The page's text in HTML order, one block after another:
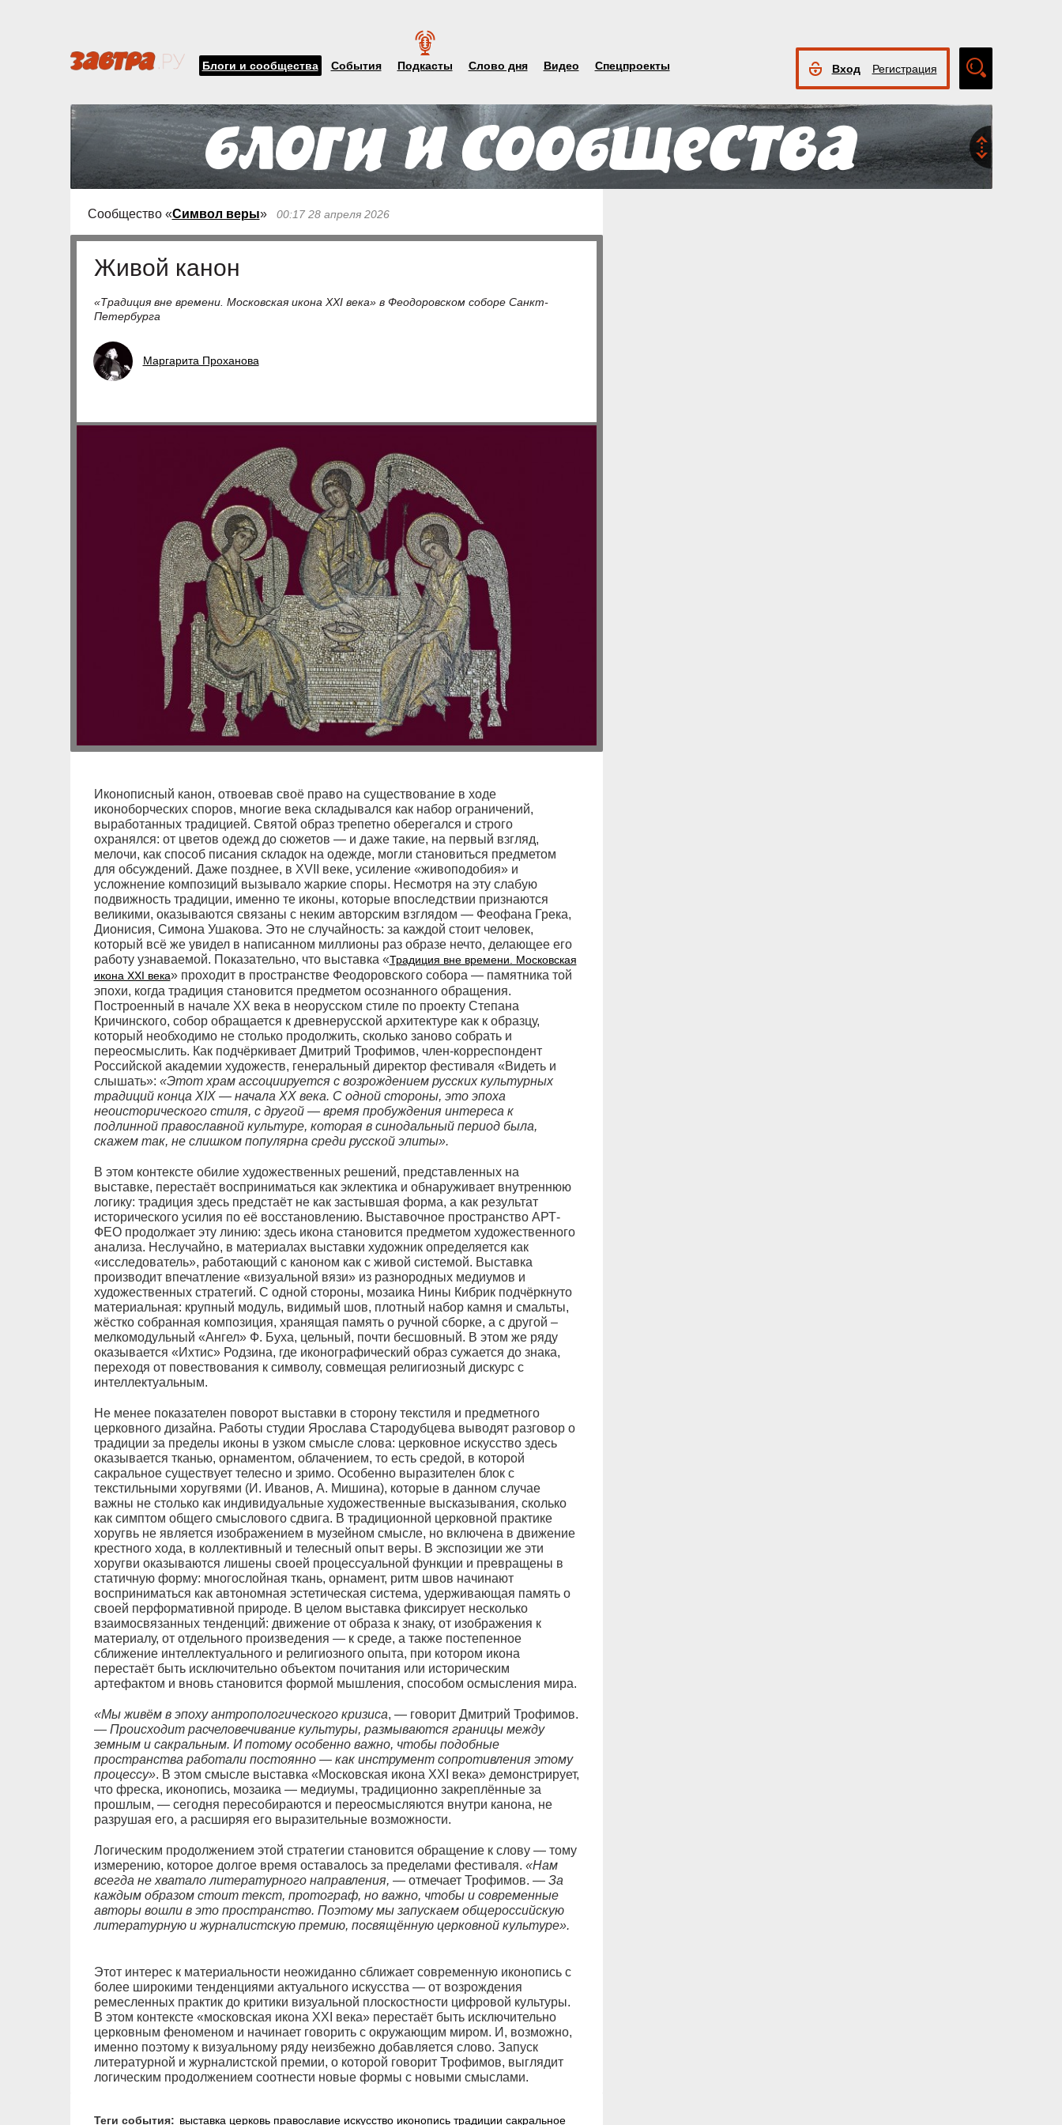
Блоги и сообщества События Подкасты Слово дня Видео Спецпроекты Вход Регистрация
поиск
Сообщество «Символ веры» 00:17 28 апреля 2026
Живой канон
«Традиция вне времени. Московская икона XXI века» в Феодоровском соборе Санкт-
Петербурга
Маргарита Проханова
Иконописный канон, отвоевав своё право на существование в ходе
иконоборческих споров, многие века складывался как набор ограничений,
выработанных традицией. Святой образ трепетно оберегался и строго
охранялся: от цветов одежд до сюжетов — и даже такие, на первый взгляд,
мелочи, как способ писания складок на одежде, могли становиться предметом
для обсуждений. Даже позднее, в XVII веке, усиление «живоподобия» и
усложнение композиций вызывало жаркие споры. Несмотря на эту слабую
подвижность традиции, именно те иконы, которые впоследствии признаются
великими, оказываются связаны с неким авторским взглядом — Феофана Грека,
Дионисия, Симона Ушакова. Это не случайность: за каждой стоит человек,
который всё же увидел в написанном миллионы раз образе нечто, делающее его
работу узнаваемой. Показательно, что выставка «Традиция вне времени. Московская
икона XXI века» проходит в пространстве Феодоровского собора — памятника той
эпохи, когда традиция становится предметом осознанного обращения.
Построенный в начале XX века в неорусском стиле по проекту Степана
Кричинского, собор обращается к древнерусской архитектуре как к образцу,
который необходимо не столько продолжить, сколько заново собрать и
переосмыслить. Как подчёркивает Дмитрий Трофимов, член-корреспондент
Российской академии художеств, генеральный директор фестиваля «Видеть и
слышать»: «Этот храм ассоциируется с возрождением русских культурных
традиций конца XIX — начала XX века. С одной стороны, это эпоха
неоисторического стиля, с другой — время пробуждения интереса к
подлинной православной культуре, которая в синодальный период была,
скажем так, не слишком популярна среди русской элиты».
В этом контексте обилие художественных решений, представленных на
выставке, перестаёт восприниматься как эклектика и обнаруживает внутреннюю
логику: традиция здесь предстаёт не как застывшая форма, а как результат
исторического усилия по её восстановлению. Выставочное пространство АРТ-
ФЕО продолжает эту линию: здесь икона становится предметом художественного
анализа. Неслучайно, в материалах выставки художник определяется как
«исследователь», работающий с каноном как с живой системой. Выставка
производит впечатление «визуальной вязи» из разнородных медиумов и
художественных стратегий. С одной стороны, мозаика Нины Кибрик подчёркнуто
материальная: крупный модуль, видимый шов, плотный набор камня и смальты,
жёстко собранная композиция, хранящая память о ручной сборке, а с другой –
мелкомодульный «Ангел» Ф. Буха, цельный, почти бесшовный. В этом же ряду
оказывается «Ихтис» Родзина, где иконографический образ сужается до знака,
переходя от повествования к символу, совмещая религиозный дискурс с
интеллектуальным.
Не менее показателен поворот выставки в сторону текстиля и предметного
церковного дизайна. Работы студии Ярослава Стародубцева выводят разговор о
традиции за пределы иконы в узком смысле слова: церковное искусство здесь
оказывается тканью, орнаментом, облачением, то есть средой, в которой
сакральное существует телесно и зримо. Особенно выразителен блок с
текстильными хоругвями (И. Иванов, А. Мишина), которые в данном случае
важны не столько как индивидуальные художественные высказывания, сколько
как симптом общего смыслового сдвига. В традиционной церковной практике
хоругвь не является изображением в музейном смысле, но включена в движение
крестного хода, в коллективный и телесный опыт веры. В экспозиции же эти
хоругви оказываются лишены своей процессуальной функции и превращены в
статичную форму: многослойная ткань, орнамент, ритм швов начинают
восприниматься как автономная эстетическая система, удерживающая память о
своей перформативной природе. В целом выставка фиксирует несколько
взаимосвязанных тенденций: движение от образа к знаку, от изображения к
материалу, от отдельного произведения — к среде, а также постепенное
сближение интеллектуального и религиозного опыта, при котором икона
перестаёт быть исключительно объектом почитания или историческим
артефактом и вновь становится формой мышления, способом осмысления мира.
«Мы живём в эпоху антропологического кризиса, — говорит Дмитрий Трофимов.
— Происходит расчеловечивание культуры, размываются границы между
земным и сакральным. И потому особенно важно, чтобы подобные
пространства работали постоянно — как инструмент сопротивления этому
процессу». В этом смысле выставка «Московская икона XXI века» демонстрирует,
что фреска, иконопись, мозаика — медиумы, традиционно закреплённые за
прошлым, — сегодня пересобираются и переосмысляются внутри канона, не
разрушая его, а расширяя его выразительные возможности.
Логическим продолжением этой стратегии становится обращение к слову — тому
измерению, которое долгое время оставалось за пределами фестиваля. «Нам
всегда не хватало литературного направления, — отмечает Трофимов. — За
каждым образом стоит текст, протограф, но важно, чтобы и современные
авторы вошли в это пространство. Поэтому мы запускаем общероссийскую
литературную и журналистскую премию, посвящённую церковной культуре».
Этот интерес к материальности неожиданно сближает современную иконопись с
более широкими тенденциями актуального искусства — от возрождения
ремесленных практик до критики визуальной плоскостности цифровой культуры.
В этом контексте «московская икона XXI века» перестаёт быть исключительно
церковным феноменом и начинает говорить с окружающим миром. И, возможно,
именно поэтому к визуальному ряду неизбежно добавляется слово. Запуск
литературной и журналистской премии, о которой говорит Трофимов, выглядит
логическим продолжением соотнести новые формы с новыми смыслами.
Теги события: выставка церковь православие искусство иконопись традиции сакральное